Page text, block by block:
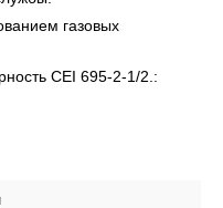
газовых
CEI 695-2-1/2.: